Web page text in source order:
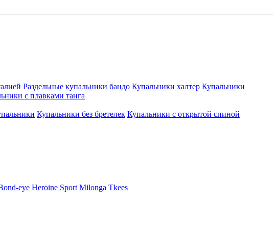
Раздельные купальники бандо Купальники халтер Купальники
с плавками танга
Купальники без бретелек Купальники с открытой спиной
eye Heroine Sport Milonga Tkees